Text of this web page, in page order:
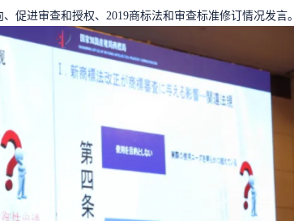
促进审查和授权、2019商标法和审查标准修订情况发言。